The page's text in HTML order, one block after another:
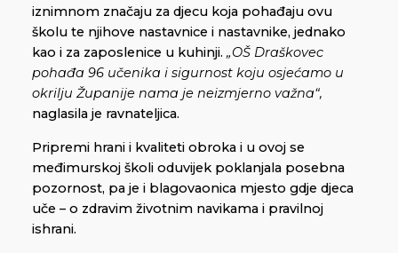
iznimnom značaju za djecu koja pohađaju ovu
školu te njihove nastavnice i nastavnike, jednako
kao i za zaposlenice u kuhinji. „OŠ Draškovec
pohađa 96 učenika i sigurnost koju osjećamo u
okrilju Županije nama je neizmjerno važna“,
naglasila je ravnateljica.
Pripremi hrani i kvaliteti obroka i u ovoj se
međimurskoj školi oduvijek poklanjala posebna
pozornost, pa je i blagovaonica mjesto gdje djeca
uče – o zdravim životnim navikama i pravilnoj
ishrani.